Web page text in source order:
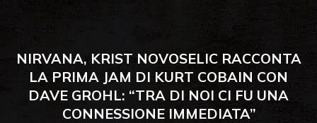
NIRVANA, KRIST NOVOSELIC RACCONTA
LA PRIMA JAM DI KURT COBAIN CON
DAVE GROHL: “TRA DI NOI CI FU UNA
CONNESSIONE IMMEDIATA”